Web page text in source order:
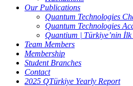
Our Publications
Quantum Technologies
Quantum Technologies
Quantium | Türkiye’nin
Team Members
Membership
Student Branches
Contact
2025 QTürkiye Yearly Report